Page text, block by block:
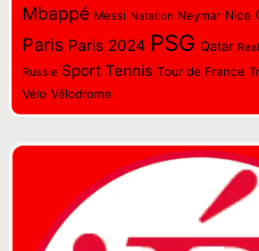
Mbappé Messi Natation Neymar Nice
Paris Paris 2024 PSG Qatar
Russie Sport Tennis Tour de France
Vélo Vélodrome